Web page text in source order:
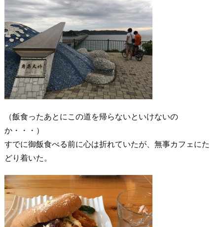
（飯食ったあとにこの道を帰らないといけないの
か・・・）
すでに御飯食べる前に心は折れていたが、無事カフェにた
どり着いた。